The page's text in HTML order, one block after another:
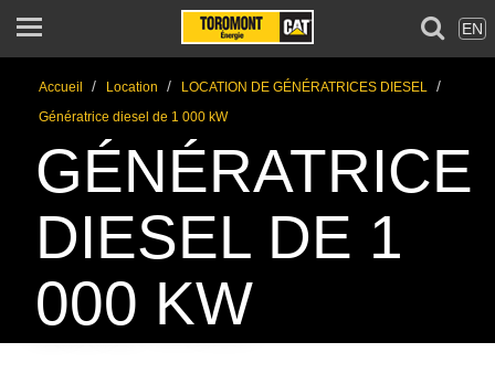
EN
Accueil / Location / LOCATION DE GÉNÉRATRICES DIESEL /
Génératrice diesel de 1 000 kW
GÉNÉRATRICE
DIESEL DE 1
000 KW